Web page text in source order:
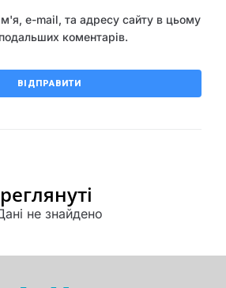
e-mail, та адресу сайту в цьому
коментарів.
не знайдено